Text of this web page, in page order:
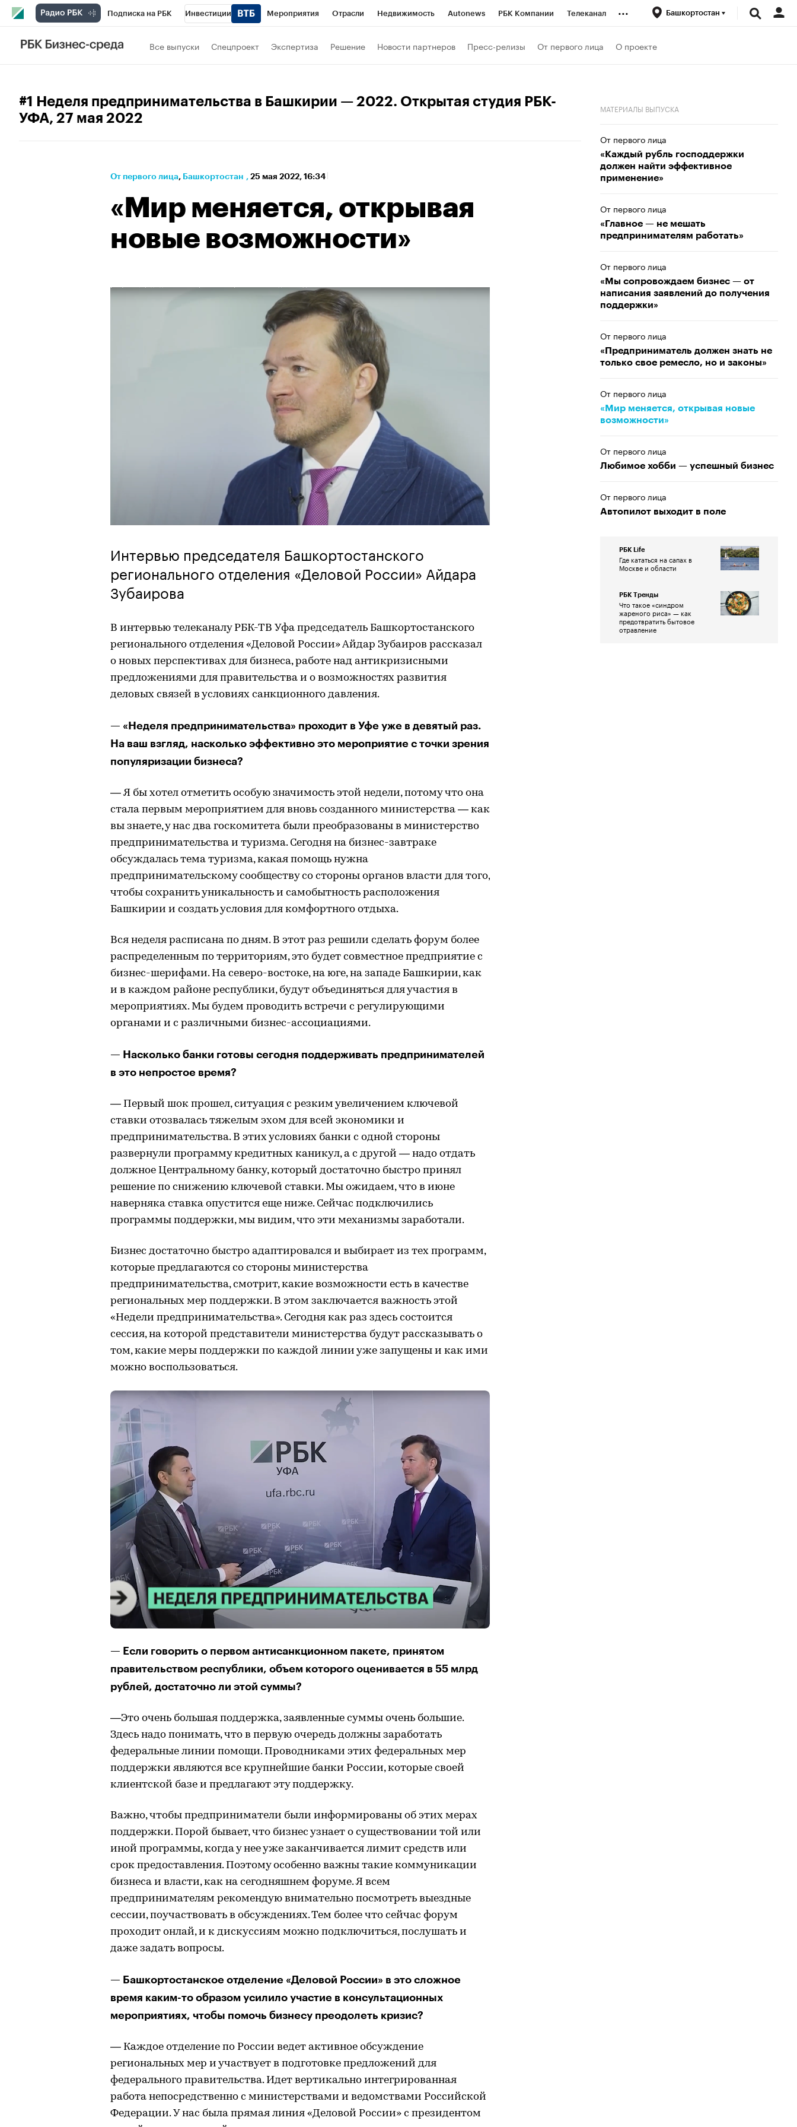
Подписка на РБК Инвестиции Мероприятия Отрасли Недвижимость Autonews РБК Компании Телеканал
РБК Вино
Проверка контрагентов
... Башкортостан
Все выпуски Спецпроект Экспертиза Решение Новости партнеров Пресс-релизы От первого лица О проекте
#1 Неделя предпринимательства в Башкирии — 2022. Открытая студия РБК-
УФА, 27 мая 2022
От первого лица⁠, Башкортостан , 25 мая 2022, 16:34
«Мир меняется, открывая
новые возможности»
Интервью председателя Башкортостанского
регионального отделения «Деловой России» Айдара
Зубаирова
В интервью телеканалу РБК-ТВ Уфа председатель Башкортостанского
регионального отделения «Деловой России» Айдар Зубаиров рассказал
о новых перспективах для бизнеса, работе над антикризисными
предложениями для правительства и о возможностях развития
деловых связей в условиях санкционного давления.
— «Неделя предпринимательства» проходит в Уфе уже в девятый раз.
На ваш взгляд, насколько эффективно это мероприятие с точки зрения
популяризации бизнеса?
— Я бы хотел отметить особую значимость этой недели, потому что она
стала первым мероприятием для вновь созданного министерства — как
вы знаете, у нас два госкомитета были преобразованы в министерство
предпринимательства и туризма. Сегодня на бизнес-завтраке
обсуждалась тема туризма, какая помощь нужна
предпринимательскому сообществу со стороны органов власти для того,
чтобы сохранить уникальность и самобытность расположения
Башкирии и создать условия для комфортного отдыха.
Вся неделя расписана по дням. В этот раз решили сделать форум более
распределенным по территориям, это будет совместное предприятие с
бизнес-шерифами. На северо-востоке, на юге, на западе Башкирии, как
и в каждом районе республики, будут объединяться для участия в
мероприятиях. Мы будем проводить встречи с регулирующими
органами и с различными бизнес-ассоциациями.
— Насколько банки готовы сегодня поддерживать предпринимателей
в это непростое время?
— Первый шок прошел, ситуация с резким увеличением ключевой
ставки отозвалась тяжелым эхом для всей экономики и
предпринимательства. В этих условиях банки с одной стороны
развернули программу кредитных каникул, а с другой — надо отдать
должное Центральному банку, который достаточно быстро принял
решение по снижению ключевой ставки. Мы ожидаем, что в июне
наверняка ставка опустится еще ниже. Сейчас подключились
программы поддержки, мы видим, что эти механизмы заработали.
Бизнес достаточно быстро адаптировался и выбирает из тех программ,
которые предлагаются со стороны министерства
предпринимательства, смотрит, какие возможности есть в качестве
региональных мер поддержки. В этом заключается важность этой
«Недели предпринимательства». Сегодня как раз здесь состоится
сессия, на которой представители министерства будут рассказывать о
том, какие меры поддержки по каждой линии уже запущены и как ими
можно воспользоваться.
— Если говорить о первом антисанкционном пакете, принятом
правительством республики, объем которого оценивается в 55 млрд
рублей, достаточно ли этой суммы?
—Это очень большая поддержка, заявленные суммы очень большие.
Здесь надо понимать, что в первую очередь должны заработать
федеральные линии помощи. Проводниками этих федеральных мер
поддержки являются все крупнейшие банки России, которые своей
клиентской базе и предлагают эту поддержку.
Важно, чтобы предприниматели были информированы об этих мерах
поддержки. Порой бывает, что бизнес узнает о существовании той или
иной программы, когда у нее уже заканчивается лимит средств или
срок предоставления. Поэтому особенно важны такие коммуникации
бизнеса и власти, как на сегодняшнем форуме. Я всем
предпринимателям рекомендую внимательно посмотреть выездные
сессии, поучаствовать в обсуждениях. Тем более что сейчас форум
проходит онлай, и к дискуссиям можно подключиться, послушать и
даже задать вопросы.
— Башкортостанское отделение «Деловой России» в это сложное
время каким-то образом усилило участие в консультационных
мероприятиях, чтобы помочь бизнесу преодолеть кризис?
— Каждое отделение по России ведет активное обсуждение
региональных мер и участвует в подготовке предложений для
федерального правительства. Идет вертикально интегрированная
работа непосредственно с министерствами и ведомствами Российской
Федерации. У нас была прямая линия «Деловой России» с президентом
МАТЕРИАЛЫ ВЫПУСКА
От первого лица
«Каждый рубль господдержки
должен найти эффективное
применение»
От первого лица
«Главное — не мешать
предпринимателям работать»
От первого лица
«Мы сопровождаем бизнес — от
написания заявлений до получения
поддержки»
От первого лица
«Предприниматель должен знать не
только свое ремесло, но и законы»
От первого лица
«Мир меняется, открывая новые
возможности»
От первого лица
Любимое хобби — успешный бизнес
От первого лица
Автопилот выходит в поле
РБК Life
Где кататься на сапах в
Москве и области
РБК Тренды
Что такое «синдром
жареного риса» — как
предотвратить бытовое
отравление